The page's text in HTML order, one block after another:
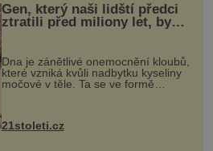
Gen, který naši lidští předci
ztratili před miliony let, by
mohl pomoci s léčbou
„nemoci králů“
Dna je zánětlivé onemocnění kloubů,
které vzniká kvůli nadbytku kyseliny
močové v těle. Ta se ve formě
nohou, a způsobuje bole...
21stoleti.cz